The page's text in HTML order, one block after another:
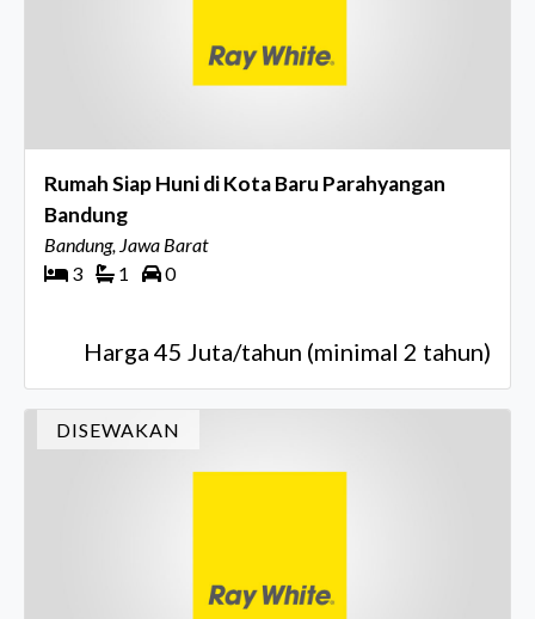
Rumah Siap Huni di Kota Baru Parahyangan
Bandung
Bandung, Jawa Barat
3
1 0
Harga 45 Juta/tahun (minimal 2 tahun)
DISEWAKAN